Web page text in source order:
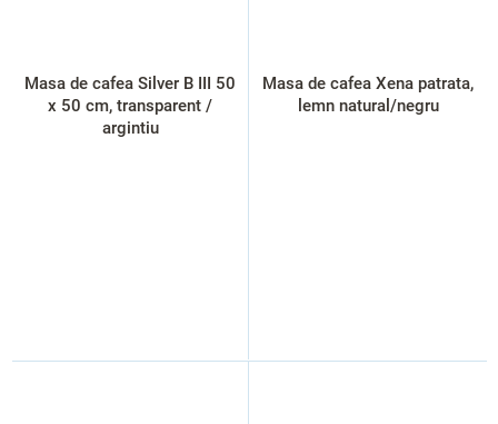
Masa de cafea Silver B III 50
x 50 cm, transparent /
argintiu
Masa de cafea Xena patrata,
lemn natural/negru